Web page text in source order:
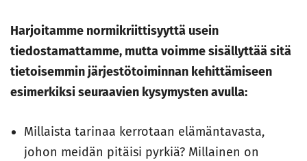
Harjoitamme normikriittisyyttä usein
tiedostamattamme, mutta voimme sisällyttää sitä
tietoisemmin järjestötoiminnan kehittämiseen
esimerkiksi seuraavien kysymysten avulla:
Millaista tarinaa kerrotaan elämäntavasta,
johon meidän pitäisi pyrkiä? Millainen on